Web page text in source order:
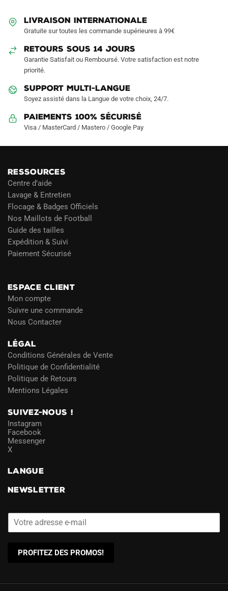
être
choisies
sur
page
produit
la
LIVRAISON INTERNATIONALE
Gratuite sur toutes les commande supérieures à 99€
RETOURS SOUS 14 JOURS
Garantie Satisfait ou Remboursé. Votre satisfaction est notre
priorité.
SUPPORT MULTI-LANGUE
Soyez assisté dans la Langue de votre choix, 24/7.
Paiements 100% Sécurisé
Visa / MasterCard / Mastero / Google Pay
RESSOURCES
Centre d’aide
Lavage & Entretien
Flocage & Badges Officiels
Nos Maillots de Football
Guide des tailles
Expédition & Suivi
Paiement Sécurisé
ESPACE CLIENT
Mon compte
Suivre une commande
Nous Contacter
LÉGAL
Conditions Générales de Vente
Politique de Confidentialité
Politique de Retours
Mentions Légales
SUIVEZ-NOUS !
Instagram
Facebook
Messenger
X
LANGUE
NEWSLETTER
PROFITEZ DES PROMOS!